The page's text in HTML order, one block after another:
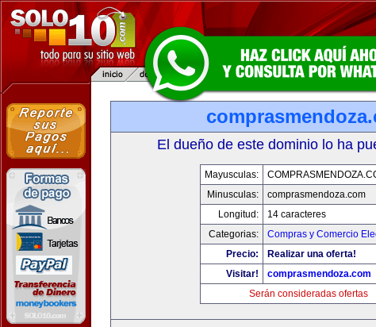
El dueño de este dominio lo ha
Mayusculas:
Minusculas:
comprasmendoza.com
Longitud:
14 caracteres
Categorias:
Compras y Comercio
Precio:
Realizar una oferta!
Visitar!
comprasmendoza.com
Serán consideradas ofertas